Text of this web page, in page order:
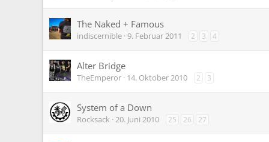
The Naked + Famous
indiscernible 9. Februar 2011 2 3 4
Alter Bridge
TheEmperor 14. Oktober 2010 2 3
System of a Down
Rocksack 20. Juni 2010 25 26 27